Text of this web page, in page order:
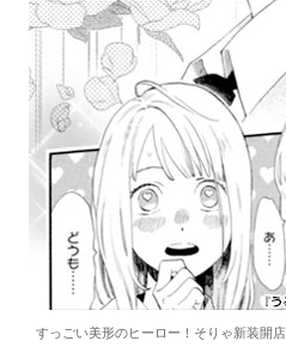
すっごい美形のヒーロー！そりゃ新装開